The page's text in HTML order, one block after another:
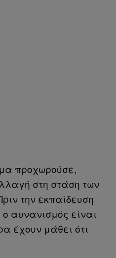
προχωρούσε,
στη στάση των
την εκπαίδευση
αυνανισμός είναι
έχουν μάθει ότι